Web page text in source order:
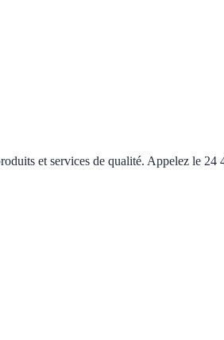
et services de qualité. Appelez le